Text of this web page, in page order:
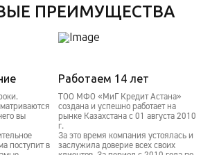
ПРЕИМУЩЕСТВА
вы
поступит в
Работаем 14 лет
ТОО МФО «МиГ Кредит Астана»
создана и успешно работает на
рынке Казахстана с 01 августа 2010
г.
За это время компания устоялась и
заслужила доверие всех своих